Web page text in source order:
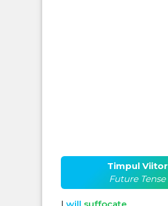
Timpul Viitor
Future Tense